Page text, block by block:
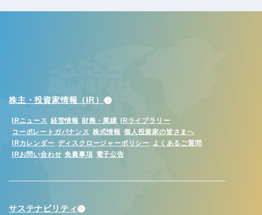
株主・投資家情報（IR）
IRニュース 経営情報 財務・業績
IRライブラリー
コーポレートガバナンス 株式情報 個人投資家の皆さまへ
IRカレンダー ディスクロージャーポリシー よくあるご質問
IRお問い合わせ 免責事項 電子公告
サステナビリティ